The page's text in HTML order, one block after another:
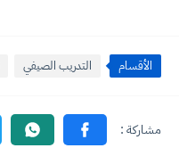
الأقسام التدريب الصيفي